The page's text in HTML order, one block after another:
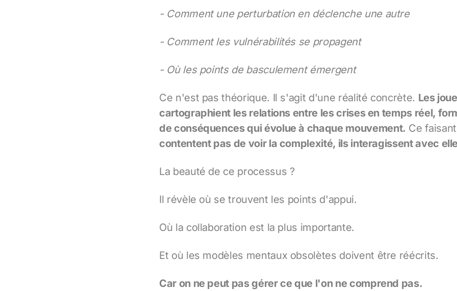
- Comment une perturbation en déclenche une autre
- Comment les vulnérabilités se propagent
- Où les points de basculement émergent
Ce n'est pas théorique. Il s'agit d'une réalité concrète. Les
cartographient les relations entre les crises en temps réel,
de conséquences qui évolue à chaque mouvement. Ce
contentent pas de voir la complexité, ils interagissent avec elle
La beauté de ce processus ?
Il révèle où se trouvent les points d'appui.
Où la collaboration est la plus importante.
Et où les modèles mentaux obsolètes doivent être réécrits.
Car on ne peut pas gérer ce que l'on ne comprend pas.